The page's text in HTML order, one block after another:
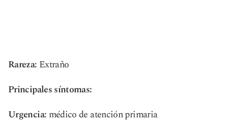
Rareza: Extraño
Principales síntomas:
Urgencia: médico de atención primaria